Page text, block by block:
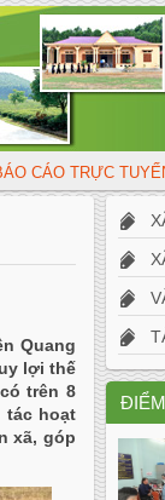
CÁO TRỰC
Quang
lợi thế
trên 8
tác hoạt
xã, góp